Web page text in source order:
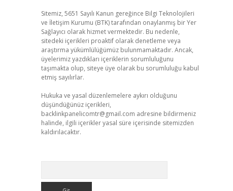
Sitemiz, 5651 Sayılı Kanun gereğince Bilgi Teknolojileri
ve İletişim Kurumu (BTK) tarafından onaylanmış bir Yer
Sağlayıcı olarak hizmet vermektedir. Bu nedenle,
sitedeki içerikleri proaktif olarak denetleme veya
araştırma yükümlülüğümüz bulunmamaktadır. Ancak,
üyelerimiz yazdıkları içeriklerin sorumluluğunu
taşımakta olup, siteye üye olarak bu sorumluluğu kabul
etmiş sayılırlar.
Hukuka ve yasal düzenlemelere aykırı olduğunu
düşündüğünüz içerikleri,
backlinkpanelicomtr@gmail.com adresine bildirmeniz
halinde, ilgili içerikler yasal süre içerisinde sitemizden
kaldırılacaktır.